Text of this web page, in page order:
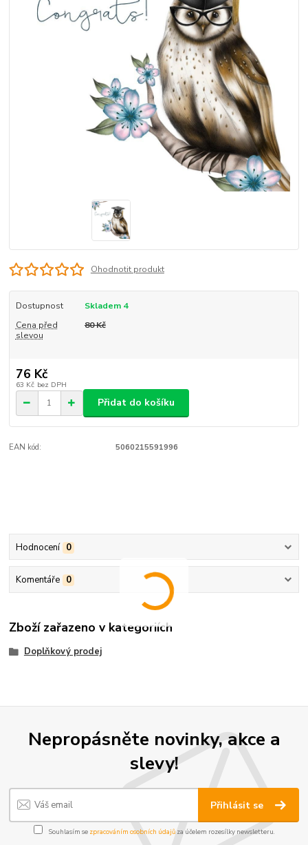
Ohodnotit produkt
Dostupnost
Skladem 4
Cena před
slevou
80 Kč
76 Kč
63 Kč bez DPH
Přidat do košíku
EAN kód: 5060215591996
Hodnocení 0
Komentáře 0
Zboží zařazeno v kategoriích
Doplňkový prodej
Nepropásněte novinky, akce a
slevy!
Přihlásit se
Souhlasím se zpracováním osobních údajůza účelem rozesílky newsletteru.